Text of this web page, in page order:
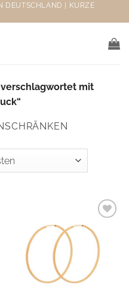
DEUTSCHLAND | KURZE
mit